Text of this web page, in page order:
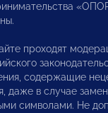
проходят
содержащие
даже в случае
символами. Не